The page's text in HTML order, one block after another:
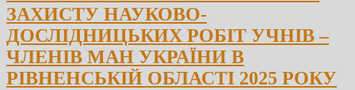
ЗАХИСТУ НАУКОВО-
ДОСЛІДНИЦЬКИХ РОБІТ УЧНІВ –
ЧЛЕНІВ МАН УКРАЇНИ В
РІВНЕНСЬКІЙ ОБЛАСТІ 2025 РОКУ